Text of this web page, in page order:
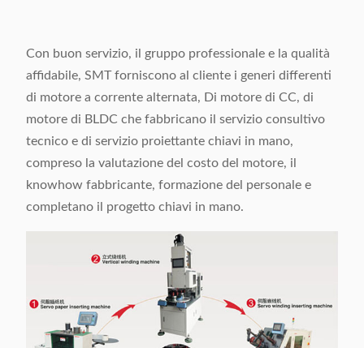
Con buon servizio, il gruppo professionale e la qualità
affidabile, SMT forniscono al cliente i generi differenti
di motore a corrente alternata, Di motore di CC, di
motore di BLDC che fabbricano il servizio consultivo
tecnico e di servizio proiettante chiavi in mano,
compreso la valutazione del costo del motore, il
knowhow fabbricante, formazione del personale e
completano il progetto chiavi in mano.